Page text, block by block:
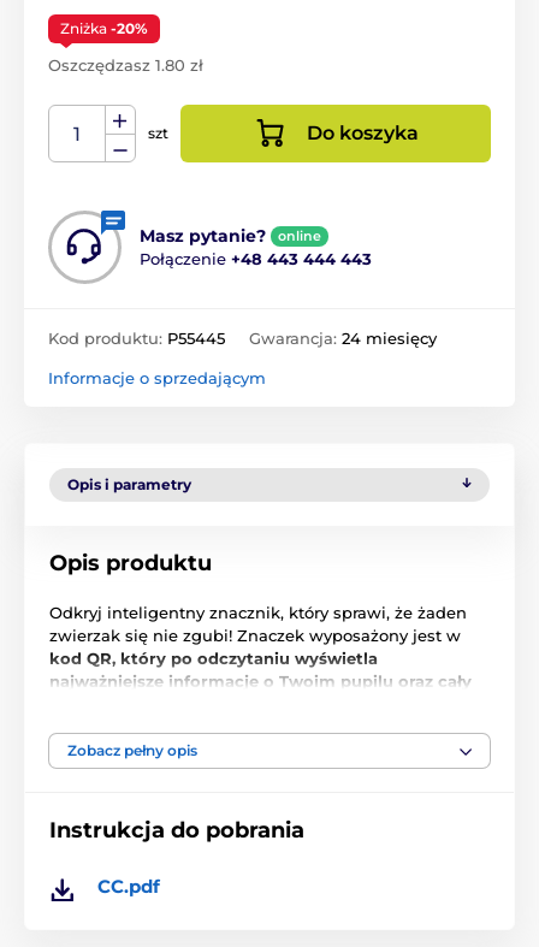
Zniżka -20%
Oszczędzasz 1.80 zł
szt Do koszyka
Masz pytanie? online
Połączenie +48 443 444 443
Kod produktu: P55445 Gwarancja: 24 miesięcy
Informacje o sprzedającym
Opis i parametry
Opis produktu
Odkryj inteligentny znacznik, który sprawi, że żaden
zwierzak się nie zgubi! Znaczek wyposażony jest w
kod QR, który po odczytaniu wyświetla
najważniejsze informacje o Twoim pupilu oraz cały
przydatnych funkcji, takich jak monitorowanie
spacerów, zdrowia psa i śledzenie wizyt u weterynarza
komórkowym.
odnaleziony na drugim końcu świata
Zobacz pełny opis
Instrukcja do pobrania
CC.pdf